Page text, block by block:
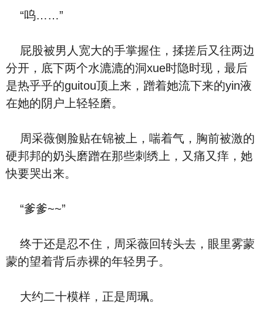
“呜……”
屁股被男人宽大的手掌握住，揉搓后又往两边
分开，底下两个水漉漉的洞xue时隐时现，最后
是热乎乎的guitou顶上来，蹭着她流下来的yin液
在她的阴户上轻轻磨。
周采薇侧脸贴在锦被上，喘着气，胸前被激的
硬邦邦的奶头磨蹭在那些刺绣上，又痛又痒，她
快要哭出来。
“爹爹~~”
终于还是忍不住，周采薇回转头去，眼里雾蒙
蒙的望着背后赤裸的年轻男子。
大约二十模样，正是周珮。